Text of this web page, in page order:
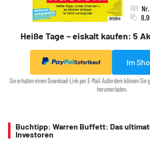
Heiße Tage – eiskalt kaufen: 5
Sofortkauf Im
Sie erhalten einen Download-Link per E-Mail. Außerdem können Sie
herunterladen.
Buchtipp: Warren Buffett: Das
Investoren